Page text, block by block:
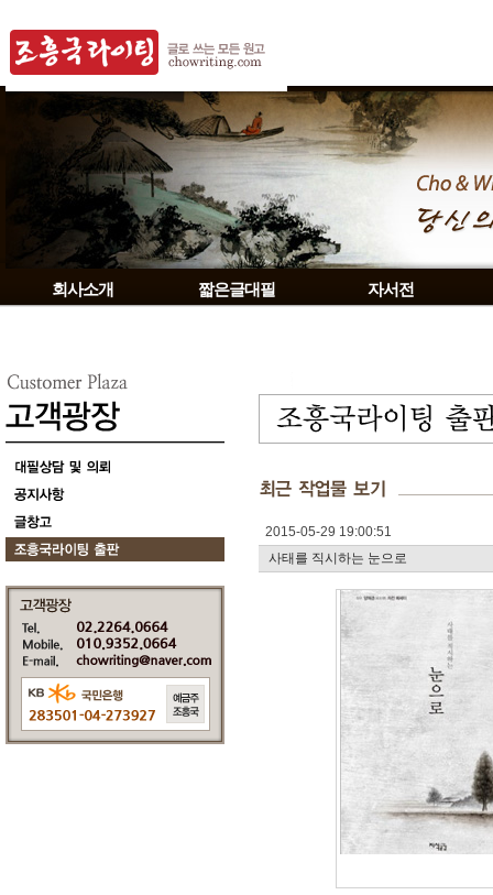
회사소개 짧은글대필 자서전
2015-05-29 19:00:51
사태를 직시하는 눈으로